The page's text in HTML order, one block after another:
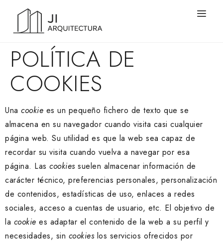
POLÍTICA DE
COOKIES
Una cookie es un pequeño fichero de texto que se
almacena en su navegador cuando visita casi cualquier
página web. Su utilidad es que la web sea capaz de
recordar su visita cuando vuelva a navegar por esa
página. Las cookiessuelen almacenar información de
carácter técnico, preferencias personales, personalización
de contenidos, estadísticas de uso, enlaces a redes
sociales, acceso a cuentas de usuario, etc. El objetivo de
la cookie es adaptar el contenido de la web a su perfil y
necesidades, sin cookieslos servicios ofrecidos por